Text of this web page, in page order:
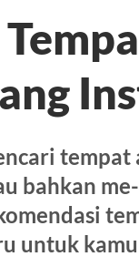
tempat
bahkan
untuk